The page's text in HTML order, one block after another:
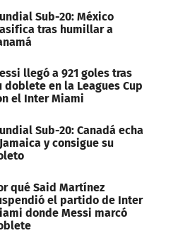
Sub-20: México
tras humillar a
llegó a 921 goles tras
doblete en la Leagues Cup
el Inter Miami
Sub-20: Canadá echa
y consigue su
qué Said Martínez
el partido de Inter
donde Messi marcó